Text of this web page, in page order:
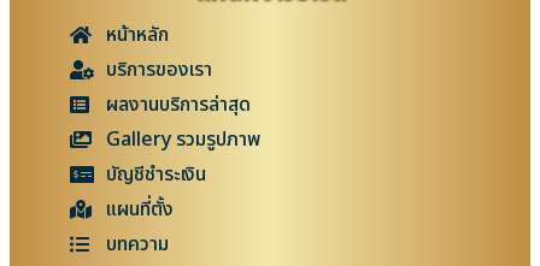
หน้าหลัก
บริการของเรา
ผลงานบริการล่าสุด
Gallery รวมรูปภาพ
บัญชีชำระเงิน
แผนที่ตั้ง
บทความ